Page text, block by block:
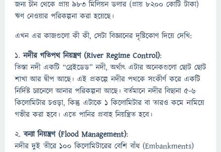
জন্য চীন থেকে প্রায় ৯৮৩ মিলিয়ন ডলার (প্রায় ৮২০০ কোটি টাকা)
ঋণ নেওয়ার পরিকল্পনা করা হয়েছে।
এখন এর কাজগুলো কী কী, সেটা বিজ্ঞানের দৃষ্টিকোণ দিয়ে দেখি:
১.নদীর গতিপথ নিয়ন্ত্রণ (River Regime Control):
তিস্তা নদী একটি “ব্রেইডেড” নদী, অর্থাৎ এটার অনেকগুলো ছোট ছোট
শাখা আর দ্বীপ আছে। এই প্রকল্পে নদীর পথকে সংকীর্ণ করে একটি
নির্দিষ্ট চ্যানেলে আনার পরিকল্পনা আছে। বর্তমানে নদীর বিছানা ৫-৬
কিলোমিটার চওড়া, কিন্তু এটাকে ১ কিলোমিটার বা তারও কমে নামিয়ে
গভীর করা হবে। এতে পানির প্রবাহ নিয়ন্ত্রিত হবে।
২.বন্যা নিয়ন্ত্রণ (Flood Management):
নদীর দুই তীরে ১০০ কিলোমিটারের বেশি বাঁধ (Embankments)